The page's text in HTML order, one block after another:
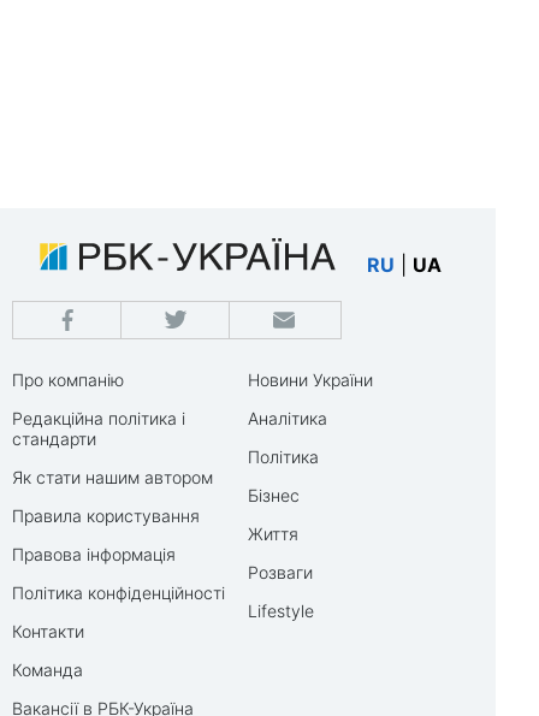
RU UA
Про компанію
Редакційна політика і
стандарти
Як стати нашим автором
Правила користування
Правова інформація
Політика конфіденційності
Контакти
Команда
Вакансії в РБК-Україна
Новини України
Аналітика
Політика
Бізнес
Життя
Розваги
Lifestyle